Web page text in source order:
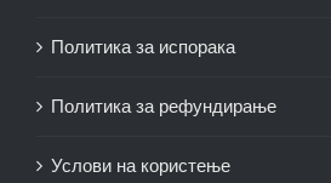
Политика за испорака
Политика за рефундирање
Услови на користење